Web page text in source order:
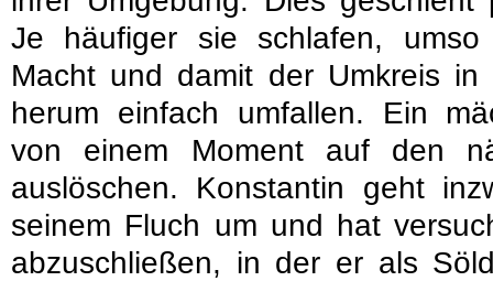
Je häufiger sie schlafen,
Macht und damit der Umkreis
herum einfach umfallen. Ein
von einem Moment auf den
auslöschen. Konstantin geht
seinem Fluch um und hat
abzuschließen, in der er als